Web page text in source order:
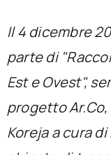
Sezioni
Chi siamo
per:
Il 4 dicembre
parte di
Est e Ovest",
progetto
Koreja a cura